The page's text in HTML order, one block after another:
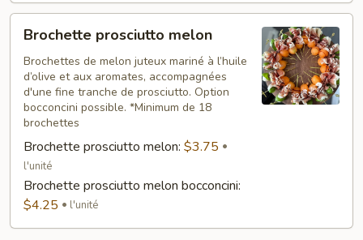
prosciutto
melon
Brochette prosciutto melon
Brochettes de melon juteux mariné à l’huile
d’olive et aux aromates, accompagnées
d'une fine tranche de prosciutto. Option
bocconcini possible. *Minimum de 18
brochettes
Brochette prosciutto melon: $3.75
l'unité
Brochette prosciutto melon bocconcini:
$4.25
l'unité